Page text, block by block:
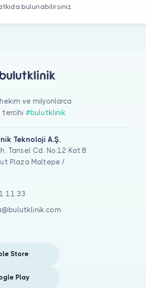
bulunabilirsiniz.
ve milyonlarca
tercihi #bulutklinik
Teknoloji A.Ş.
Tansel Cd. No:12 Kat:8
Plaza Maltepe /
11 33
Store
Play